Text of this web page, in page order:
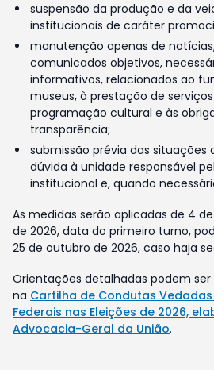
suspensão da produção e da
institucionais de caráter
manutenção apenas de
comunicados objetivos,
informativos, relacionados ao
museus, à prestação de
programação cultural e às
transparência;
submissão prévia das situações
dúvida à unidade responsável
institucional e, quando
As medidas serão aplicadas de 4
de 2026, data do primeiro turno,
25 de outubro de 2026, caso haja
Orientações detalhadas podem
na Cartilha de Condutas
Federais nas Eleições de 2026,
Advocacia-Geral da União.